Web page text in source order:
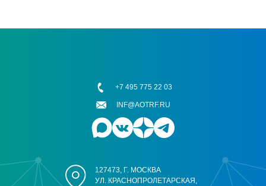
127473, Г. МОСКВА
УЛ. КРАСНОПРОЛЕТАРСКАЯ,
+7 495 775 22 03
INF@AOTRF.RU